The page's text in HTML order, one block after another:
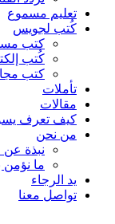
تعليم مسموع
كُتب لجويس
كتب
كُتب
كتب
تأملات
مقالات
كيف تعرف
من نحن
نبذة
ما نؤمن
يد الرجاء
تواصل معنا